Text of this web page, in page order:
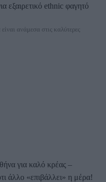
εξαιρετικό ethnic φαγητό
για καλό κρέας –
άλλο «επιβάλλει» η μέρα!